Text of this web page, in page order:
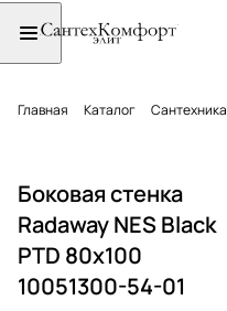
Главная Каталог Сантехника
Боковая стенка
Radaway NES Black
PTD 80x100
10051300-54-01